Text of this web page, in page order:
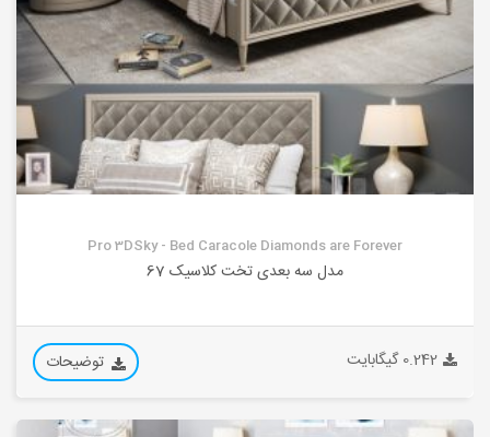
Pro 3DSky - Bed Caracole Diamonds are Forever
مدل سه بعدی تخت کلاسیک 67
0.242 گیگابایت توضیحات